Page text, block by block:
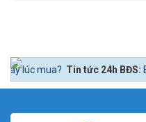
tức 24h BĐS:Bất động sản